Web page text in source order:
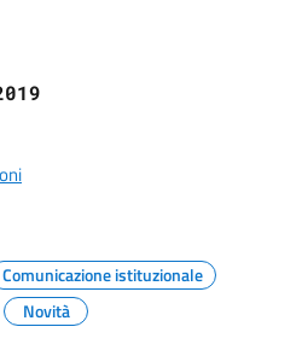
Comunicazione istituzionale
Novità